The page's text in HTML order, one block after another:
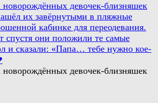
девочек-близняшек
их завёрнутыми в пляжные
кабинке для переодевания.
спустя они положили те самые
и сказали: «Папа… тебе нужно кое-
девочек-близняшек